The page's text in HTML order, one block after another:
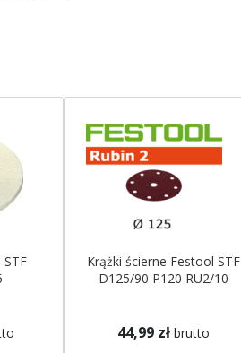
Krążki ścierne Festool STF
D125/90 P120 RU2/10
44,99 zł brutto